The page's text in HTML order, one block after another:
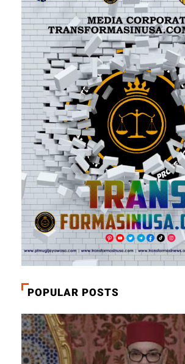
POPULAR POSTS